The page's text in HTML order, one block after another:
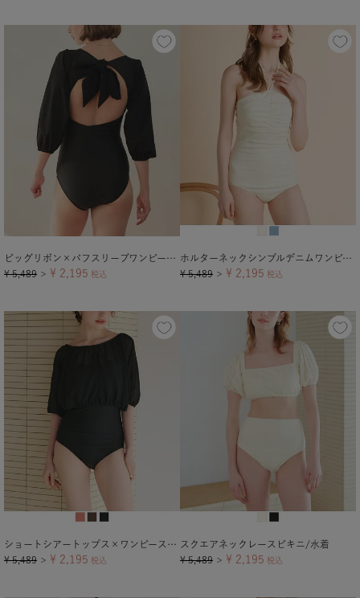
ビッグリボン×パフスリーブワンピース/水着
¥ 5,489 ＞ ¥ 2,195 税込
ホルターネックシンプルデニムワンピース/水着
¥ 5,489 ＞ ¥ 2,195 税込
ショートシアートップス×ワンピース/セット水着
¥ 5,489 ＞ ¥ 2,195 税込
スクエアネックレースビキニ/水着
¥ 5,489 ＞ ¥ 2,195 税込